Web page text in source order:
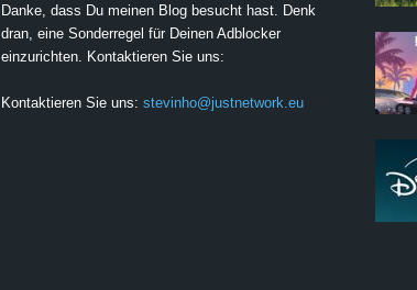
Danke, dass Du meinen Blog besucht hast. Denk
dran, eine Sonderregel für Deinen Adblocker
einzurichten. Kontaktieren Sie uns:
Kontaktieren Sie uns: stevinho@justnetwork.eu